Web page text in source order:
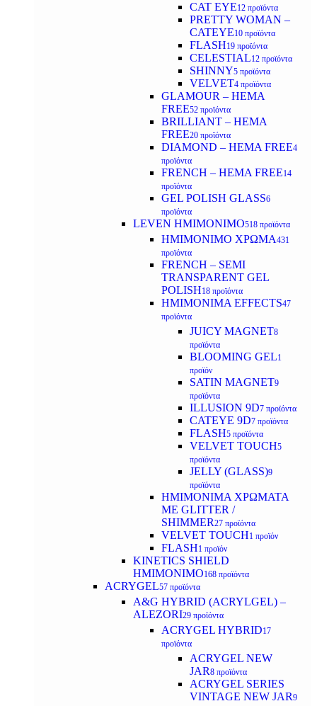
CAT EYE12 προϊόντα
PRETTY WOMAN –
CATEYE10 προϊόντα
FLASH19 προϊόντα
CELESTIAL12 προϊόντα
SHINNY5 προϊόντα
VELVET4 προϊόντα
GLAMOUR – HEMA
FREE52 προϊόντα
BRILLIANT – HEMA
FREE20 προϊόντα
DIAMOND – HEMA FREE4
προϊόντα
FRENCH – HEMA FREE14
προϊόντα
GEL POLISH GLASS6
προϊόντα
LEVEN ΗΜΙΜΟΝΙΜΟ518 προϊόντα
ΗΜΙΜΟΝΙΜΟ ΧΡΩΜΑ431
προϊόντα
FRENCH – SEMI
TRANSPARENT GEL
POLISH18 προϊόντα
HMIMONIMA EFFECTS47
προϊόντα
JUICY MAGNET8
προϊόντα
BLOOMING GEL1
προϊόν
SATIN MAGNET9
προϊόντα
ILLUSION 9D7 προϊόντα
CATEYE 9D7 προϊόντα
FLASH5 προϊόντα
VELVET TOUCH5
προϊόντα
JELLY (GLASS)9
προϊόντα
ΗΜΙΜΟΝΙΜA ΧΡΩΜΑΤΑ
ΜΕ GLITTER /
SHIMMER27 προϊόντα
VELVET TOUCH1 προϊόν
FLASH1 προϊόν
KINETICS SHIELD
ΗΜΙΜΟΝΙΜΟ168 προϊόντα
ACRYGEL57 προϊόντα
A&G HYBRID (ACRYLGEL) –
ALEZORI29 προϊόντα
ACRYGEL HYBRID17
προϊόντα
ACRYGEL NEW
JAR8 προϊόντα
ACRYGEL SERIES
VINTAGE NEW JAR9